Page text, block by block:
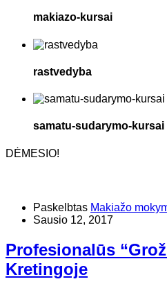
makiazo-kursai
rastvedyba
samatu-sudarymo-kursai
DĖMESIO!
Paskelbtas Makiažo
Sausio 12, 2017
Profesionalūs
Kretingoje